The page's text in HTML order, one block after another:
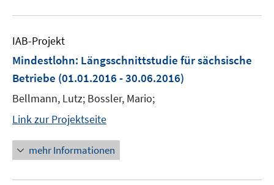
IAB-Projekt
Mindestlohn: Längsschnittstudie für sächsische
Betriebe (01.01.2016 - 30.06.2016)
Bellmann, Lutz; Bossler, Mario;
Link zur Projektseite
mehr Informationen